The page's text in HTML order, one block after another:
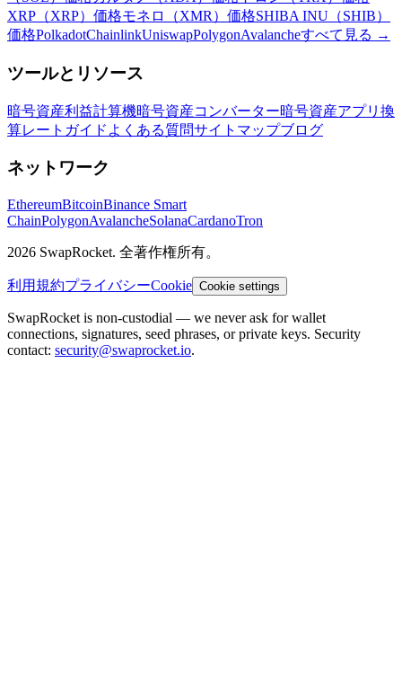
XRP（XRP）価格モネロ（XMR）価格SHIBA INU（SHIB）
価格PolkadotChainlinkUniswapPolygonAvalancheすべて見る →
ツールとリソース
暗号資産利益計算機暗号資産コンバーター暗号資産アプリ 換
算レート ガイド よくある質問サイトマップブログ
ネットワーク
EthereumBitcoinBinance Smart
ChainPolygonAvalancheSolanaCardanoTron
2026 SwapRocket. 全著作権所有。
利用規約プライバシーCookie Cookie settings
SwapRocket is non-custodial — we never ask for wallet
connections, signatures, seed phrases, or private keys. Security
contact: security@swaprocket.io.